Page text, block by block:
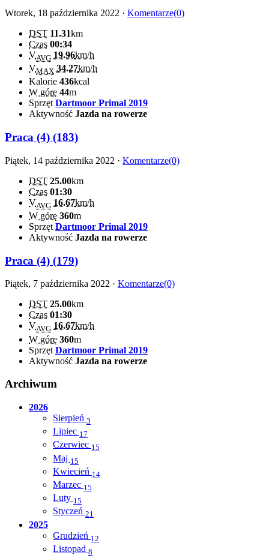
Wtorek, 18 października 2022 · Komentarze(0)
DST 11.31km
Czas 00:34
VAVG 19.96km/h
VMAX 34.27km/h
Kalorie 436kcal
W górę 44m
SprzętDartmoor Primal 2019
Aktywność Jazda na rowerze
Praca (4) (183)
Piątek, 14 października 2022 · Komentarze(0)
DST 25.00km
Czas 01:30
VAVG 16.67km/h
W górę 360m
Sprzęt Dartmoor Primal 2019
Aktywność Jazda na rowerze
Praca (4) (179)
Piątek, 7 października 2022 · Komentarze(0)
DST 25.00km
Czas 01:30
VAVG 16.67km/h
W górę 360m
Sprzęt Dartmoor Primal 2019
Aktywność Jazda na rowerze
Archiwum
2026
Sierpień 3
Lipiec 17
Czerwiec 15
Maj 15
Kwiecień 14
Marzec 15
Luty 15
Styczeń 21
2025
Grudzień 12
Listopad 8